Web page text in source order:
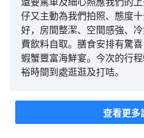
仔又主動為我們拍照、態度
好，房間整潔、空間感強、
費飲料自取。膳食安排有驚
蝦蟹豐富海鮮宴。今次的行
裕時間到處逛逛及打咭。
查看更多